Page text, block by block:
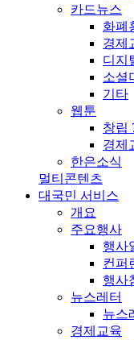
카드뉴스
화폐
경제
디지
소셜
기타
웹툰
창립
경제
한은소식
멀티콘텐츠
대국민 서비스
개요
주요행사
행사
컨퍼
행사
뉴스레터
뉴스
경제교육